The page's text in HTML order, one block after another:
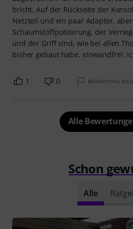
bricht. Auf der Rückseite der
Netzteil und ein paar Adapter,
Schaumstoffpolsterung, der
und der Griff sind, wie bei allen
bisher gebaut habe, einwandfrei.
1 0 BEWERTUNG
Alle
Schon
Alle